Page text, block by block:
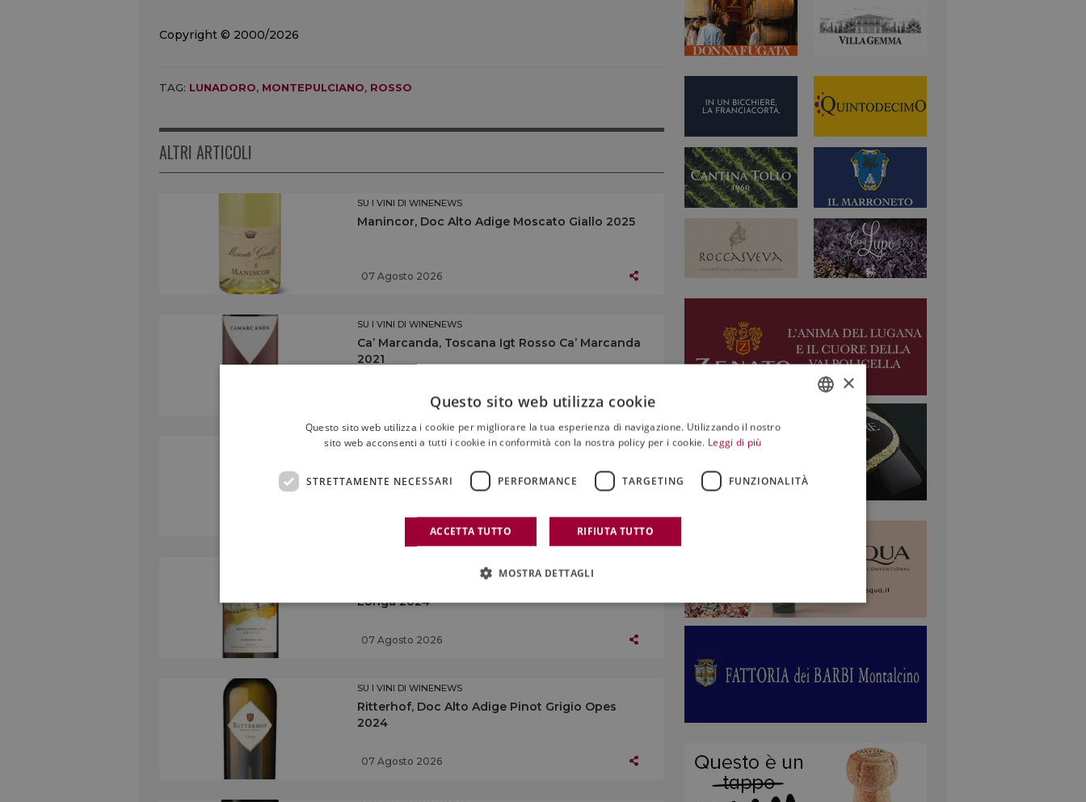
Copyright © 2000/2026
TAG: LUNADORO, MONTEPULCIANO, ROSSO
ALTRI ARTICOLI
SU I VINI DI WINENEWS
Manincor, Doc Alto Adige Moscato Giallo 2025
07 Agosto 2026
SU I VINI DI WINENEWS
Ca’ Marcanda, Toscana Igt Rosso Ca’ Marcanda
2021
07 Agosto 2026
SU I VINI DI WINENEWS
07 Agosto 2026
Longa 2024
07 Agosto 2026
SU I VINI DI WINENEWS
Ritterhof, Doc Alto Adige Pinot Grigio Opes
2024
07 Agosto 2026
×
Questo sito web utilizza cookie
Questo sito web utilizza i cookie per migliorare la tua esperienza di navigazione. Utilizzando il nostro
sito web acconsenti a tutti i cookie in conformità con la nostra policy per i cookie. Leggi di più
STRETTAMENTE NECESSARI PERFORMANCE TARGETING FUNZIONALITÀ
ACCETTA TUTTO RIFIUTA TUTTO
MOSTRA DETTAGLI